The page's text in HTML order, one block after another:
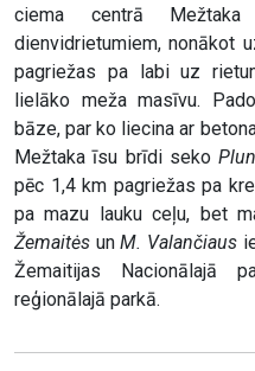
ciema centrā
dienvidrietumiem, nonākot
pagriežas pa labi uz
lielāko meža masīvu.
bāze, par ko liecina ar
Mežtaka īsu brīdi seko
pēc 1,4 km pagriežas pa
pa mazu lauku ceļu, bet
Žemaitės unM. Valančiaus
Žemaitijas Nacionālajā
reģionālajā parkā.